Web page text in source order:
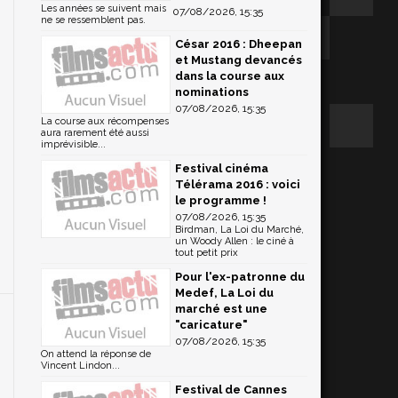
07/08/2026, 15:35
Les années se suivent mais
ne se ressemblent pas.
César 2016 : Dheepan
et Mustang devancés
dans la course aux
nominations
07/08/2026, 15:35
La course aux récompenses
aura rarement été aussi
imprévisible...
Festival cinéma
Télérama 2016 : voici
le programme !
07/08/2026, 15:35
Birdman, La Loi du Marché,
un Woody Allen : le ciné à
tout petit prix
Pour l'ex-patronne du
Medef, La Loi du
marché est une
"caricature"
07/08/2026, 15:35
On attend la réponse de
Vincent Lindon...
Festival de Cannes